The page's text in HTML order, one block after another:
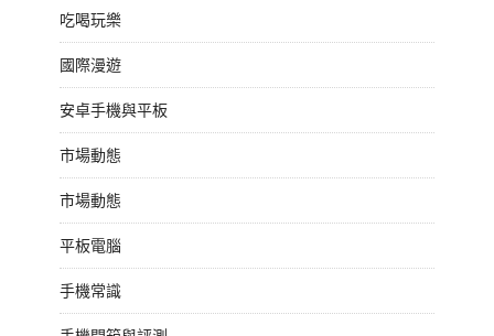
吃喝玩樂
國際漫遊
安卓手機與平板
市場動態
市場動態
平板電腦
手機常識